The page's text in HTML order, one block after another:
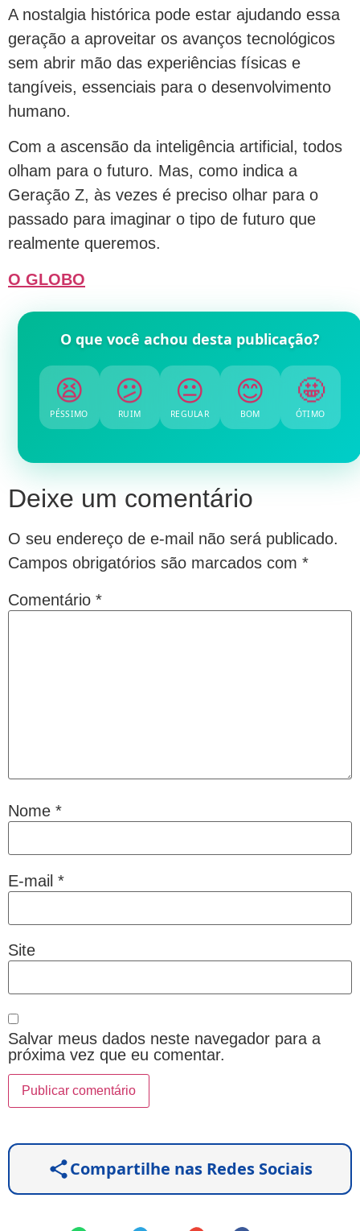
A nostalgia histórica pode estar ajudando essa
geração a aproveitar os avanços tecnológicos
sem abrir mão das experiências físicas e
tangíveis, essenciais para o desenvolvimento
humano.
Com a ascensão da inteligência artificial, todos
olham para o futuro. Mas, como indica a
Geração Z, às vezes é preciso olhar para o
passado para imaginar o tipo de futuro que
realmente queremos.
O GLOBO
O que você achou desta publicação?
😫
PÉSSIMO
😕
RUIM
😐
REGULAR
😊
BOM
🤩
ÓTIMO
Deixe um comentário
O seu endereço de e-mail não será publicado.
Campos obrigatórios são marcados com *
Comentário *
Nome *
E-mail *
Site
Salvar meus dados neste navegador para a
próxima vez que eu comentar.
Compartilhe nas Redes Sociais